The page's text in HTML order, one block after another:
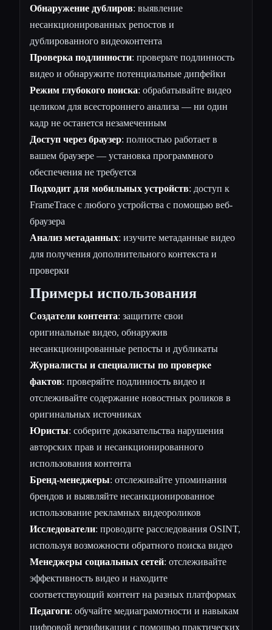
Обнаружение дублиров: выявление
несанкционированных репостов и
дублированного видеоконтента
Проверка подлинности: проверьте подлинность
видео и обнаружите потенциальные дипфейки
Режим глубокого поиска: обрабатывайте видео
целиком для всестороннего анализа — ни один
кадр не останется незамеченным
Доступ через браузер: полностью работает в
вашем браузере — установка программного
обеспечения не требуется
Подходит для мобильных устройств: доступ к
FrameTrace с любого устройства с помощью веб-
браузера
Анализ метаданных: изучите метаданные видео
для получения дополнительного контекста и
проверки
Примеры использования
Создатели контента: защитите свои
оригинальные видео, обнаружив
несанкционированные репосты и дубликаты
Журналисты и специалисты по проверке
фактов: проверяйте подлинность видео и
отслеживайте содержание новостных роликов в
оригинальных источниках
Юристы: соберите доказательства нарушения
авторских прав и несанкционированного
использования контента
Бренд-менеджеры: отслеживайте упоминания
брендов и выявляйте несанкционированное
использование рекламных видеороликов
Исследователи: проводите расследования OSINT,
используя возможности обратного поиска видео
Менеджеры социальных сетей: отслеживайте
эффективность видео и находите
соответствующий контент на разных платформах
Педагоги: обучайте медиаграмотности и навыкам
цифровой верификации с помощью практических